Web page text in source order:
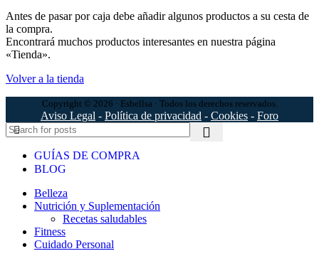
Antes de pasar por caja debe añadir algunos productos a su cesta de
la compra.
Encontrará muchos productos interesantes en nuestra página
«Tienda».
Volver a la tienda
Copyright © 2026 · Esbellsa · Todos los derechos reservados.
Aviso Legal - Política de privacidad - Cookies - Foro
GUÍAS DE COMPRA
BLOG
Belleza
Nutrición y Suplementación
Recetas saludables
Fitness
Cuidado Personal